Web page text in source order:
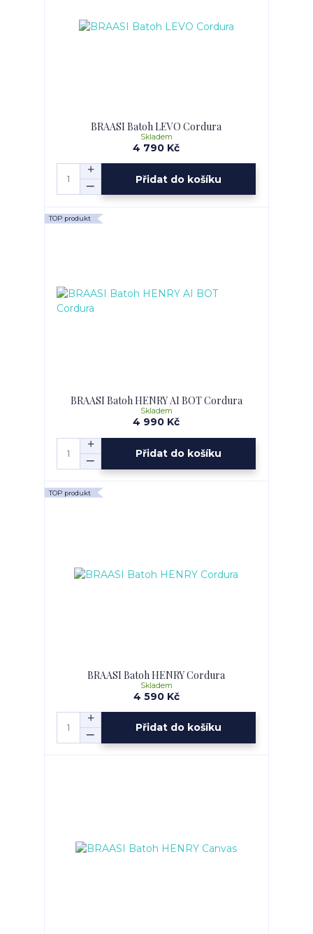
BRAASI Batoh LEVO Cordura
4 790 Kč
Skladem
Přidat do košíku
TOP produkt
BRAASI Batoh HENRY AI BOT Cordura
4 990 Kč
Skladem
Přidat do košíku
TOP produkt
BRAASI Batoh HENRY Cordura
4 590 Kč
Skladem
Přidat do košíku